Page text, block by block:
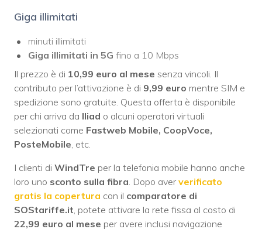
Giga illimitati
minuti illimitati
Giga illimitati in 5G fino a 10 Mbps
Il prezzo è di 10,99 euro al mese senza vincoli. Il
contributo per l’attivazione è di 9,99 euro mentre SIM e
spedizione sono gratuite. Questa offerta è disponibile
per chi arriva da Iliad o alcuni operatori virtuali
selezionati come Fastweb Mobile, CoopVoce,
PosteMobile, etc.
I clienti di WindTre per la telefonia mobile hanno anche
loro uno sconto sulla fibra. Dopo aver verificato
gratis la copertura con il comparatore di
SOStariffe.it, potete attivare la rete fissa al costo di
22,99 euro al mese per avere inclusi navigazione